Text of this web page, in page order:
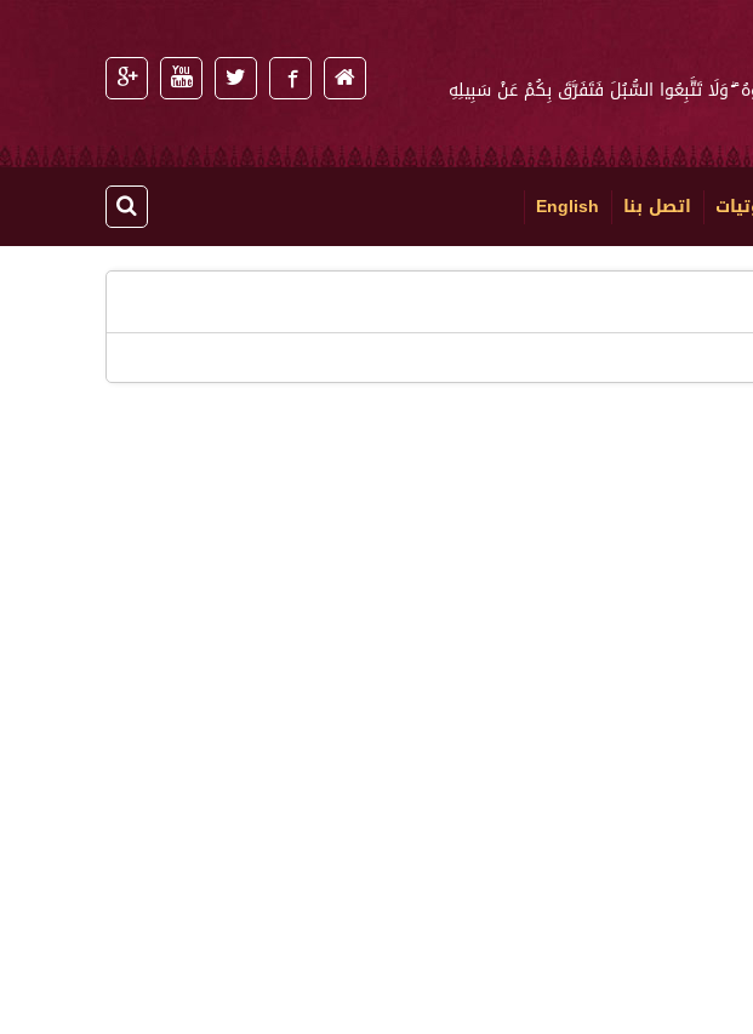
وَلَا تَتَّبِعُوا السُّبُلَ فَتَفَرَّقَ بِكُمْ عَنْ سَبِيلِهِ
اتصل بنا English